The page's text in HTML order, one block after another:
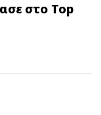
στο Top